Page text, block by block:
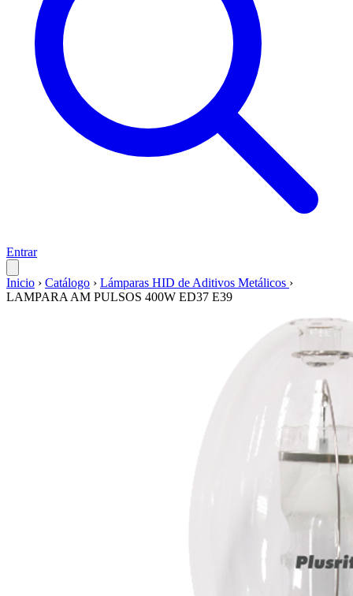
Entrar
Inicio › Catálogo › Lámparas HID de Aditivos Metálicos ›
LAMPARA AM PULSOS 400W ED37 E39